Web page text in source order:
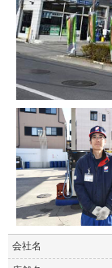
会社名